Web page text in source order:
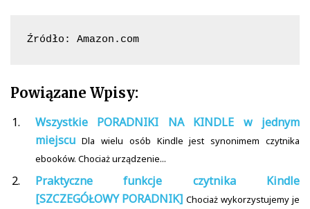
Źródło: Amazon.com
Powiązane Wpisy:
Wszystkie PORADNIKI NA KINDLE w jednym
miejscu Dla wielu osób Kindle jest synonimem czytnika
ebooków. Chociaż urządzenie...
Praktyczne funkcje czytnika Kindle
[SZCZEGÓŁOWY PORADNIK] Chociaż wykorzystujemy je